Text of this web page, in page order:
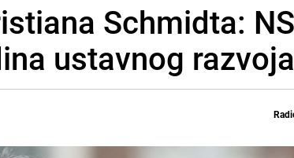
Schmidta:
ustavnog